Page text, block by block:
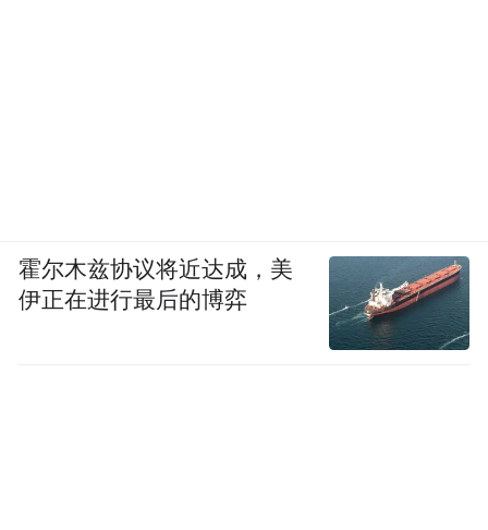
霍尔木兹协议将近达成，美
伊正在进行最后的博弈